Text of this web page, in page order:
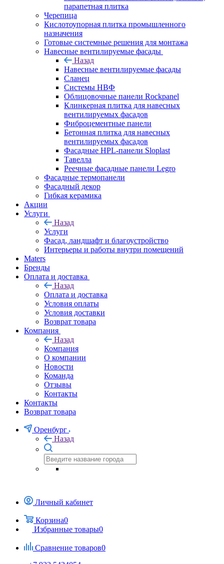
парапетная плитка
Черепица
Кислотоупорная плитка промышленного
назначения
Готовые системные решения для монтажа
Навесные вентилируемые фасады
Назад
Навесные вентилируемые фасады
Сланец
Системы НВФ
Облицовочные панели Rockpanel
Клинкерная плитка для навесных
вентилируемых фасадов
Фиброцементные панели
Бетонная плитка для навесных
вентилируемых фасадов
Фасадные HPL-панели Sloplast
Тавелла
Реечные фасадные панели Legro
Фасадные термопанели
Фасадный декор
Гибкая керамика
Акции
Услуги
Назад
Услуги
Фасад, ландшафт и благоустройство
Интерьеры и работы внутри помещений
Maters
Бренды
Оплата и доставка
Назад
Оплата и доставка
Условия оплаты
Условия доставки
Возврат товара
Компания
Назад
Компания
О компании
Новости
Команда
Отзывы
Контакты
Контакты
Возврат товара
Оренбург
Назад
Личный кабинет
Корзина0
Избранные товары0
Сравнение товаров0